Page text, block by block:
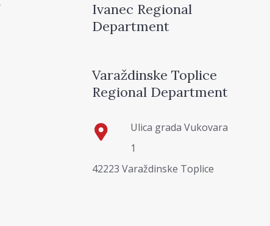
Ivanec Regional
Department
Varaždinske Toplice
Regional Department
Ulica grada Vukovara
1
42223 Varaždinske Toplice